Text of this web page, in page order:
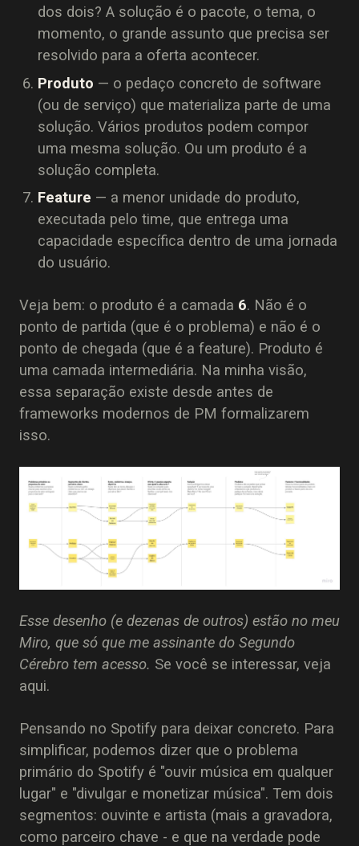
dos dois? A solução é o pacote, o tema, o
momento, o grande assunto que precisa ser
resolvido para a oferta acontecer.
Produto — o pedaço concreto de software
(ou de serviço) que materializa parte de uma
solução. Vários produtos podem compor
uma mesma solução. Ou um produto é a
solução completa.
Feature — a menor unidade do produto,
executada pelo time, que entrega uma
capacidade específica dentro de uma jornada
do usuário.
Veja bem: o produto é a camada 6. Não é o
ponto de partida (que é o problema) e não é o
ponto de chegada (que é a feature). Produto é
uma camada intermediária. Na minha visão,
essa separação existe desde antes de
frameworks modernos de PM formalizarem
isso.
Esse desenho (e dezenas de outros) estão no meu
Miro, que só que me assinante do Segundo
Cérebro tem acesso. Se você se interessar, veja
aqui.
Pensando no Spotify para deixar concreto. Para
simplificar, podemos dizer que o problema
primário do Spotify é "ouvir música em qualquer
lugar" e "divulgar e monetizar música". Tem dois
segmentos: ouvinte e artista (mais a gravadora,
como parceiro chave - e que na verdade pode